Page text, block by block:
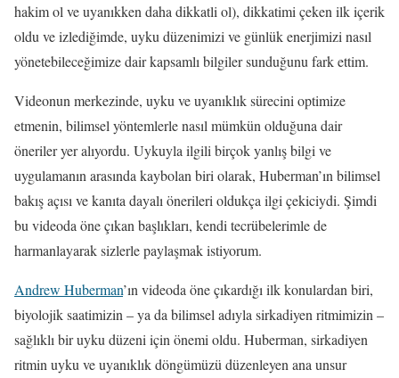
hakim ol ve uyanıkken daha dikkatli ol), dikkatimi çeken ilk içerik
oldu ve izlediğimde, uyku düzenimizi ve günlük enerjimizi nasıl
yönetebileceğimize dair kapsamlı bilgiler sunduğunu fark ettim.
Videonun merkezinde, uyku ve uyanıklık sürecini optimize
etmenin, bilimsel yöntemlerle nasıl mümkün olduğuna dair
öneriler yer alıyordu. Uykuyla ilgili birçok yanlış bilgi ve
uygulamanın arasında kaybolan biri olarak, Huberman’ın bilimsel
bakış açısı ve kanıta dayalı önerileri oldukça ilgi çekiciydi. Şimdi
bu videoda öne çıkan başlıkları, kendi tecrübelerimle de
harmanlayarak sizlerle paylaşmak istiyorum.
Andrew Huberman’ın videoda öne çıkardığı ilk konulardan biri,
biyolojik saatimizin – ya da bilimsel adıyla sirkadiyen ritmimizin –
sağlıklı bir uyku düzeni için önemi oldu. Huberman, sirkadiyen
ritmin uyku ve uyanıklık döngümüzü düzenleyen ana unsur